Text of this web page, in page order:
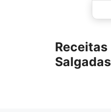
Receitas
Salgadas